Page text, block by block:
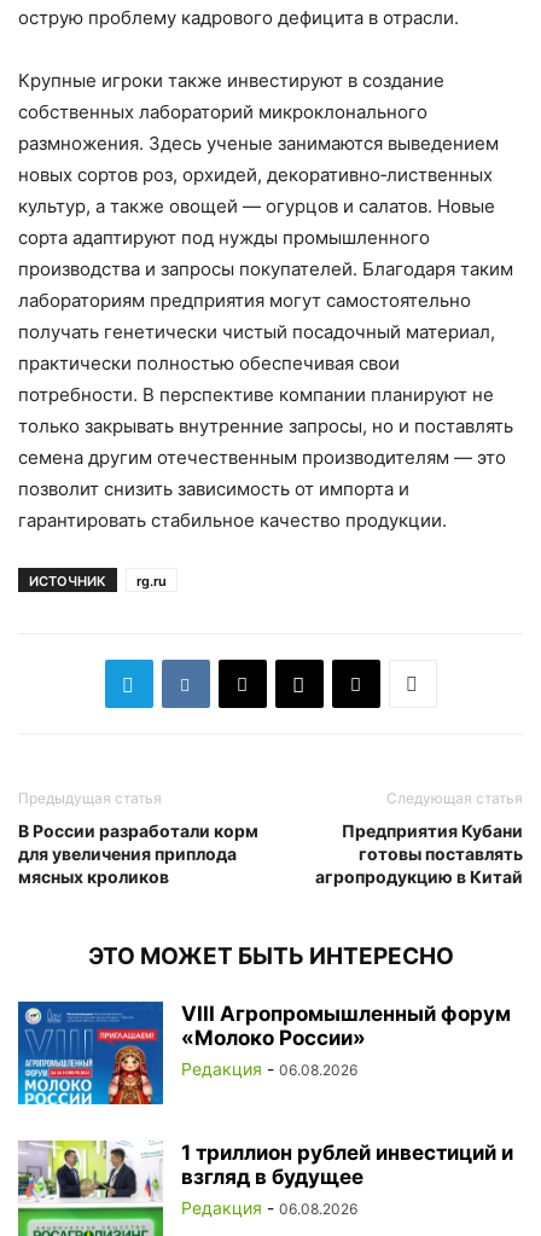
острую проблему кадрового дефицита в отрасли.
Крупные игроки также инвестируют в создание
собственных лабораторий микроклонального
размножения. Здесь ученые занимаются выведением
новых сортов роз, орхидей, декоративно‑лиственных
культур, а также овощей — огурцов и салатов. Новые
сорта адаптируют под нужды промышленного
производства и запросы покупателей. Благодаря таким
лабораториям предприятия могут самостоятельно
получать генетически чистый посадочный материал,
практически полностью обеспечивая свои
потребности. В перспективе компании планируют не
только закрывать внутренние запросы, но и поставлять
семена другим отечественным производителям — это
позволит снизить зависимость от импорта и
гарантировать стабильное качество продукции.
ИСТОЧНИК rg.ru
Предыдущая статья
В России разработали корм
для увеличения приплода
мясных кроликов
Следующая статья
Предприятия Кубани
готовы поставлять
агропродукцию в Китай
ЭТО МОЖЕТ БЫТЬ ИНТЕРЕСНО
VIII Агропромышленный форум
«Молоко России»
Редакция - 06.08.2026
1 триллион рублей инвестиций и
взгляд в будущее
Редакция - 06.08.2026